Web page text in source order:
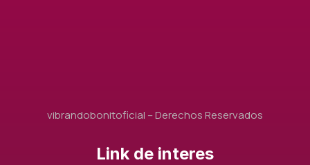
vibrandobonitoficial – Derechos Reservados
Link de interes